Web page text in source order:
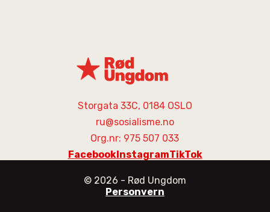
Storgata 33C, 0184 OSLO
ru@sosialisme.no
Org.nr: 975 507 033
FacebookInstagramTikTok
© 2026 - Rød Ungdom
Personvern